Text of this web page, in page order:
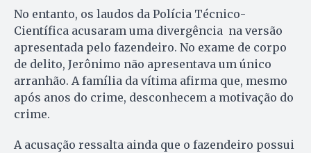
No entanto, os laudos da Polícia Técnico-
Científica acusaram uma divergência na versão
apresentada pelo fazendeiro. No exame de corpo
de delito, Jerônimo não apresentava um único
arranhão. A família da vítima afirma que, mesmo
após anos do crime, desconhecem a motivação do
crime.
A acusação ressalta ainda que o fazendeiro possui